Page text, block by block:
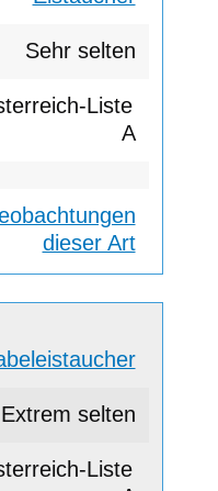
Sehr selten
A
dieser Art
Extrem selten